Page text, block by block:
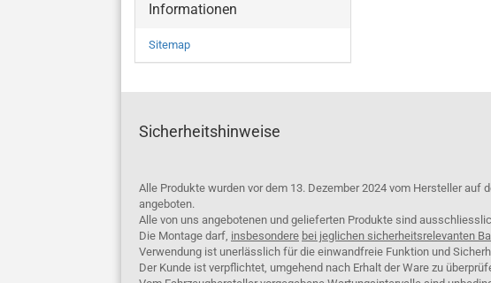
Informationen
Sitemap
Sicherheitshinweise
Alle Produkte wurden vor dem 13. Dezember 2024 vom Hersteller
angeboten.
Alle von uns angebotenen und gelieferten Produkte sind
Die Montage darf, insbesondere bei jeglichen sicherheitsrelevanten
Verwendung ist unerlässlich für die einwandfreie Funktion und
Der Kunde ist verpflichtet, umgehend nach Erhalt der Ware zu